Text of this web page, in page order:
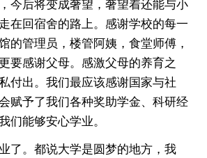
今后将变成奢望，奢望着还能与小
在回宿舍的路上。感谢学校的每一
的管理员，楼管阿姨，食堂师傅，
要感谢父母。感激父母的养育之
付出。我们最应该感谢国家与社
赋予了我们各种奖助学金、科研经
们能够安心学业。
了。都说大学是圆梦的地方，我